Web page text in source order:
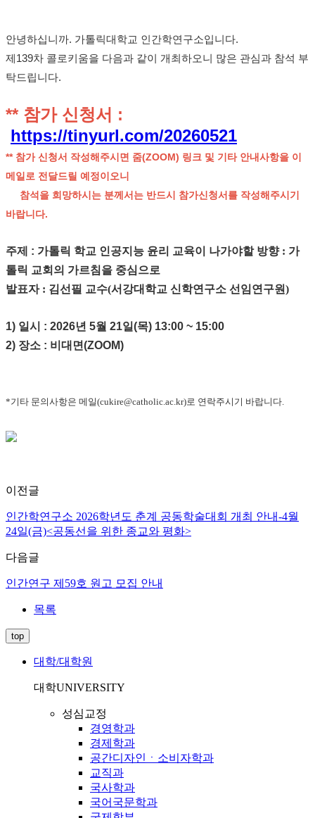
안녕하십니까. 가톨릭대학교 인간학연구소입니다.
제139차 콜로키움을 다음과 같이 개최하오니 많은 관심과 참석 부
탁드립니다.
** 참가 신청서 :
https://tinyurl.com/20260521
** 참가 신청서 작성해주시면 줌(ZOOM) 링크 및 기타 안내사항을 이
메일로 전달드릴 예정이오니
참석을 희망하시는 분께서는 반드시 참가신청서를 작성해주시기
바랍니다.
주제 : 가톨릭 학교 인공지능 윤리 교육이 나가야할 방향 : 가
톨릭 교회의 가르침을 중심으로
발표자 : 김선필 교수(서강대학교 신학연구소 선임연구원)
1) 일시
: 2026년 5월 21일(목) 13:00 ~ 15:00
2) 장소 : 비대면(ZOOM)
*기타 문의사항은 메일(cukire@catholic.ac.kr)로 연락주시기 바랍니다.
이전글
인간학연구소 2026학년도 춘계 공동학술대회 개최 안내-4월
24일(금)<공동선을 위한 종교와 평화>
다음글
인간연구 제59호 원고 모집 안내
목록
top
대학/대학원
대학UNIVERSITY
성심교정
경영학과
경제학과
공간디자인ㆍ소비자학과
교직과
국사학과
국어국문학과